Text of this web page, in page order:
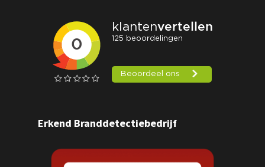
Erkend Branddetectiebedrijf